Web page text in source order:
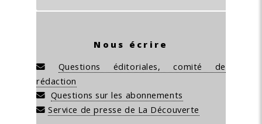
Nous écrire
Questions éditoriales, comité de
rédaction
Questions sur les abonnements
Service de presse de La Découverte